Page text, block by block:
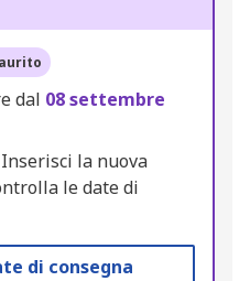
dal 08 settembre
Inserisci la nuova
le date di
di consegna